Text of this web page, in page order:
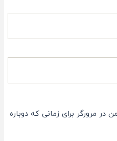
در مرورگر برای زمانی که دوباره